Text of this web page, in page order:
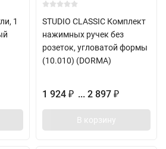
1
STUDIO CLASSIC Комплект
нажимных ручек без
розеток, угловатой формы
(10.010) (DORMA)
1 924 ₽ ... 2 897 ₽
В корзину